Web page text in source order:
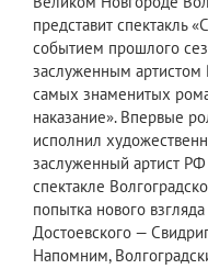
представит спектакль
событием прошлого
заслуженным
самых знаменитых
наказание». Впервые
исполнил
заслуженный артист
спектакле
попытка нового
Достоевского —
Напомним,